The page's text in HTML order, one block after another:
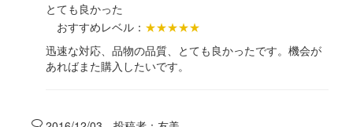
とても良かった
おすすめレベル： ★★★★★
迅速な対応、品物の品質、とても良かったです。機会が
あればまた購入したいです。